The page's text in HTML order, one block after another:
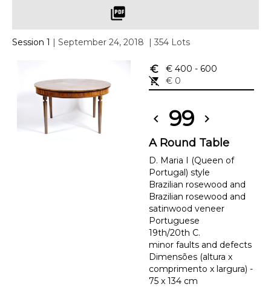
picture_as_pdf
Session 1 | September 24, 2018 | 354 Lots
euro_symbol € 400 - 600
remove_shopping_cart
€ 0
chevron_left 99 chevron_right
A Round Table
D. Maria I (Queen of
Portugal) style
Brazilian rosewood and
Brazilian rosewood and
satinwood veneer
Portuguese
19th/20th C.
minor faults and defects
Dimensões (altura x
comprimento x largura) -
75 x 134 cm